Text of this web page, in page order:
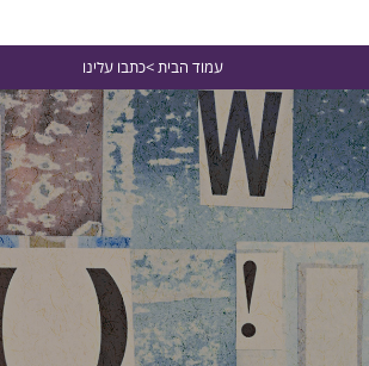
עמוד הבית >כתבו עלינו